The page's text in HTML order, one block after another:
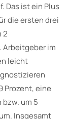
Das ist ein Plus
die ersten drei
2
Arbeitgeber im
leicht
Prozent, eine
um 5
Insgesamt